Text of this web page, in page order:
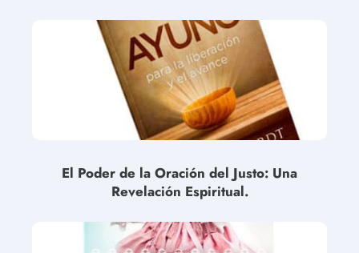
El Poder de la Oración del Justo: Una
Revelación Espiritual.